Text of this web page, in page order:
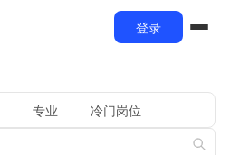
登录
专业 冷门岗位